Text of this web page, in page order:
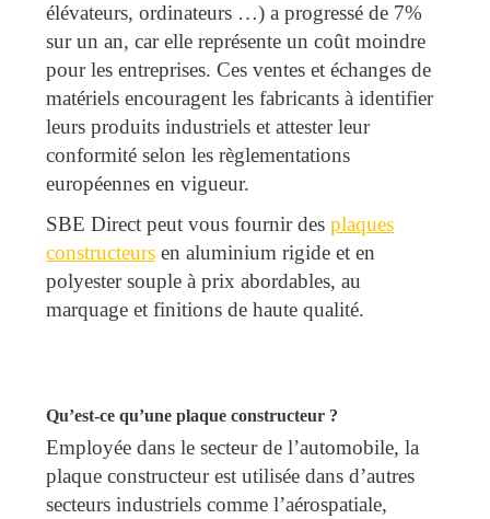
élévateurs, ordinateurs …) a progressé de 7%
sur un an, car elle représente un coût moindre
pour les entreprises. Ces ventes et échanges de
matériels encouragent les fabricants à identifier
leurs produits industriels et attester leur
conformité selon les règlementations
européennes en vigueur.
SBE Direct peut vous fournir des plaques
constructeurs en aluminium rigide et en
polyester souple à prix abordables, au
marquage et finitions de haute qualité.
Qu’est-ce qu’une plaque constructeur ?
Employée dans le secteur de l’automobile, la
plaque constructeur est utilisée dans d’autres
secteurs industriels comme l’aérospatiale,